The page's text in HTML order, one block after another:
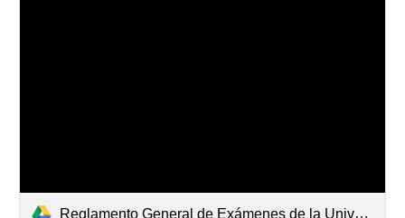
Reglamento General de Exámenes de la Universidad Michoacana de San Nicolás de Hidalgo_Ap_24_Oct_30_Pub_24_Nov_06_Vig_24_Nov_07.pdf